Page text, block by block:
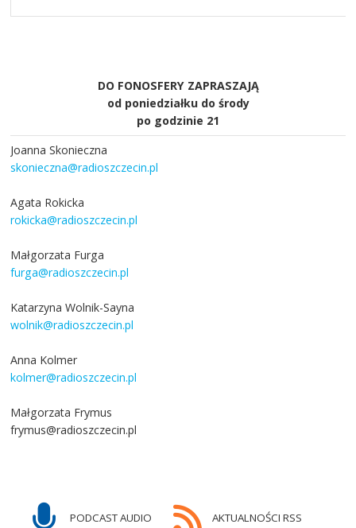
DO FONOSFERY ZAPRASZAJĄ
od poniedziałku do środy
po godzinie 21
Joanna Skonieczna
skonieczna@radioszczecin.pl
Agata Rokicka
rokicka@radioszczecin.pl
Małgorzata Furga
furga@radioszczecin.pl
Katarzyna Wolnik-Sayna
wolnik@radioszczecin.pl
Anna Kolmer
kolmer@radioszczecin.pl
Małgorzata Frymus
frymus@radioszczecin.pl
PODCAST AUDIO AKTUALNOŚCI RSS